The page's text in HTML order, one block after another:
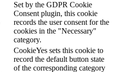
Set by the GDPR Cookie
Consent plugin, this cookie
records the user consent for the
cookies in the "Necessary"
category.
CookieYes sets this cookie to
record the default button state
of the corresponding category